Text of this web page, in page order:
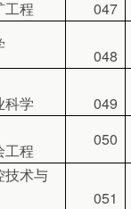
工程 047
048
科学 049
工程
050
技术与
051